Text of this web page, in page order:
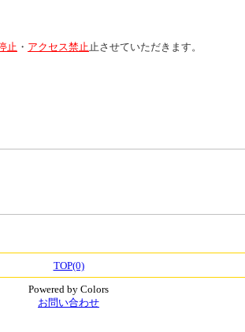
止 ・ アクセス禁止止させていただきます。
TOP(0)
Powered by Colors
お問い合わせ